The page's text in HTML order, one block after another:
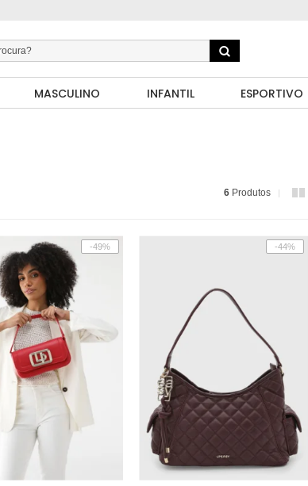
MASCULINO INFANTIL ESPORTIVO
6 Produtos
-49% -44%